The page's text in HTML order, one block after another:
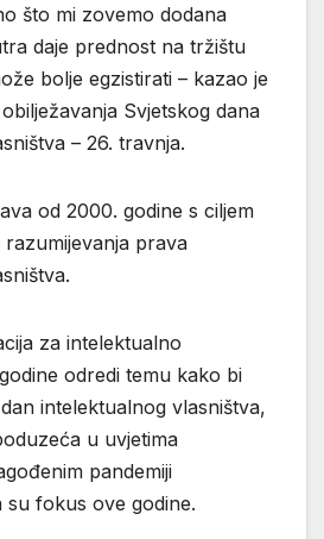
što mi zovemo dodana
daje prednost na tržištu
bolje egzistirati – kazao je
Svjetskog dana
– 26. travnja.
od 2000. godine s ciljem
prava
za intelektualno
odredi temu kako bi
intelektualnog vlasništva,
u uvjetima
pandemiji
fokus ove godine.